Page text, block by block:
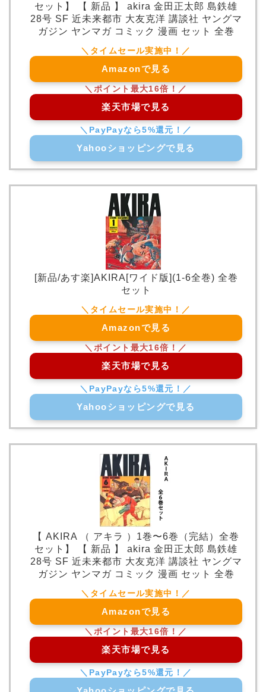
セット】 【 新品 】 akira 金田正太郎 島鉄雄
28号 SF 近未来都市 大友克洋 講談社 ヤングマ
ガジン ヤンマガ コミック 漫画 セット 全巻
Amazonで見る
楽天市場で見る
Yahooショッピングで見る
[新品/あす楽]AKIRA[ワイド版](1-6全巻) 全巻
セット
Amazonで見る
楽天市場で見る
Yahooショッピングで見る
【 AKIRA （ アキラ ）1巻〜6巻（完結）全巻
セット】 【 新品 】 akira 金田正太郎 島鉄雄
28号 SF 近未来都市 大友克洋 講談社 ヤングマ
ガジン ヤンマガ コミック 漫画 セット 全巻
Amazonで見る
楽天市場で見る